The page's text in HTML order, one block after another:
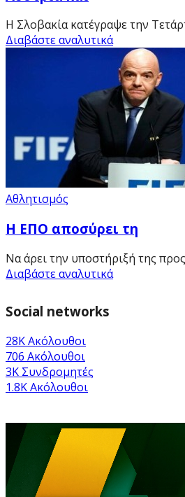
Η Σλοβακία κατέγραψε την
Διαβάστε αναλυτικά
Αθλητισμός
Η ΕΠΟ αποσύρει τη
Να άρει την υποστήριξή της
Διαβάστε αναλυτικά
Social networks
28KΑκόλουθοι
706 Ακόλουθοι
3K Συνδρομητές
1.8KΑκόλουθοι